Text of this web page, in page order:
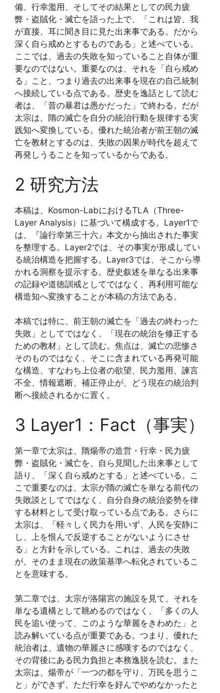
備、行幸濫用、そしてその結果としての民力疲
弊・盗賊化・滅亡を語った上で、「これは皆、我
が直接、耳に聞き目に見た出来事である。だから
深く自ら戒めとするものである」と述べている。
ここでは、過去の失敗を知っていること自体が重
要なのではない。重要なのは、それを「自ら戒め
る」こと、つまり過去の出来事を現在の自己統制
へ接続している点である。歴史を逸話として読む
者は、「昔の暴君は愚かだった」で終わる。だが
太宗は、隋の滅亡を自分の統治行動を規律する実
践知へ変換している。優れた統治者が前王朝の滅
亡を教材とするのは、失敗の因果が時代を超えて
再発しうることを知っているからである。
2 研究方法
本稿は、Kosmon-LabにおけるTLA（Three-
Layer Analysis）に基づいて構成する。Layer1で
は、『論行幸第三十六』本文から抽出された事実
を整理する。Layer2では、その事実が形成してい
る統治構造を把握する。Layer3では、そこから導
かれる洞察を提示する。歴史叙述を単なる出来事
の記録や道徳訓戒としてではなく、再利用可能な
構造知へ変換することが本稿の方法である。
本稿では特に、前王朝の滅亡を「過去の終わった
失敗」としてではなく、「現在の統治を修正する
ための教材」として読む。焦点は、滅亡の悲惨さ
そのものではなく、そこに含まれている再発可能
な構造、すなわち上位者の欲望、民力濫用、諫言
不全、情報遮断、補正停止が、どう現在の統治判
断へ接続されるかに置く。
3 Layer1：Fact（事実）
第一章で太宗は、隋煬帝の造営・行幸・民力疲
弊・盗賊化・滅亡を、自ら見聞した出来事として
語り、「深く自ら戒めとする」と述べている。こ
こで重要なのは、太宗が隋の滅亡を単なる前代の
失敗談としてではなく、自分自身の統治姿勢を律
する材料として受け取っている点である。さらに
太宗は、「軽々しく民力を用いず、人民を安静に
し、上を恨んで反逆することがないようにさせ
る」と方針を示している。これは、過去の失敗
が、そのまま現在の政策基準へ転化されているこ
とを意味する。
第二章では、太宗が洛陽宮の施設を見て、それを
単なる遺構として眺めるのではなく、「多くの人
民を追い使って、このような華麗をきわめた」と
読み解いている点が重要である。つまり、優れた
統治者は、遺物の華麗さに感嘆するのではなく、
その背後にある民力負担と本務逸脱を読む。また
太宗は、煬帝が「一つの都を守り、万民を思うこ
と」ができず、ただ行幸を好んでやめなかったと